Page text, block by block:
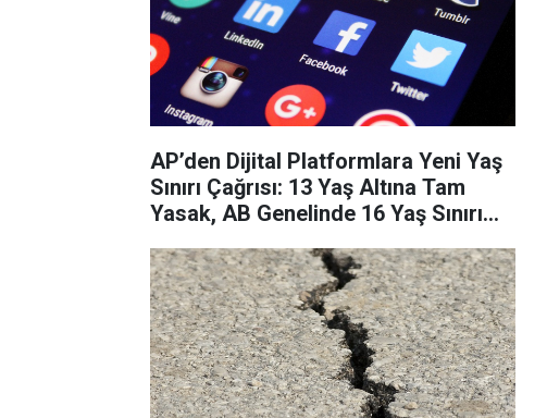
AP’den Dijital Platformlara Yeni Yaş
Sınırı Çağrısı: 13 Yaş Altına Tam
Yasak, AB Genelinde 16 Yaş Sınırı